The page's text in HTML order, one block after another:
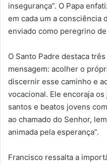
insegurança”. O Papa
em cada um a consciência
enviado como peregrino
O Santo Padre destaca
mensagem: acolher o
discernir esse caminho e
vocacional. Ele encoraja
santos e beatos jovens
ao chamado do Senhor,
animada pela esperança”.
Francisco ressalta a